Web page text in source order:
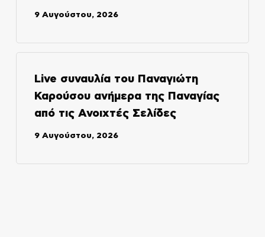
9 Αυγούστου, 2026
Live συναυλία του Παναγιώτη
Καρούσου ανήμερα της Παναγίας
από τις Ανοιχτές Σελίδες
9 Αυγούστου, 2026